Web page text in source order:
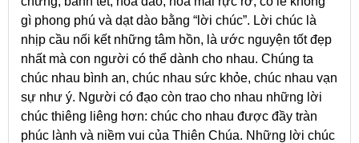
gì phong phú và dạt dào bằng “lời chúc”. Lời chúc là
nhịp cầu nối kết những tâm hồn, là ước nguyện tốt đẹp
nhất mà con người có thể dành cho nhau. Chúng ta
chúc nhau bình an, chúc nhau sức khỏe, chúc nhau vạn
sự như ý. Người có đạo còn trao cho nhau những lời
chúc thiêng liêng hơn: chúc cho nhau được đầy tràn
phúc lành và niềm vui của Thiên Chúa. Những lời chúc